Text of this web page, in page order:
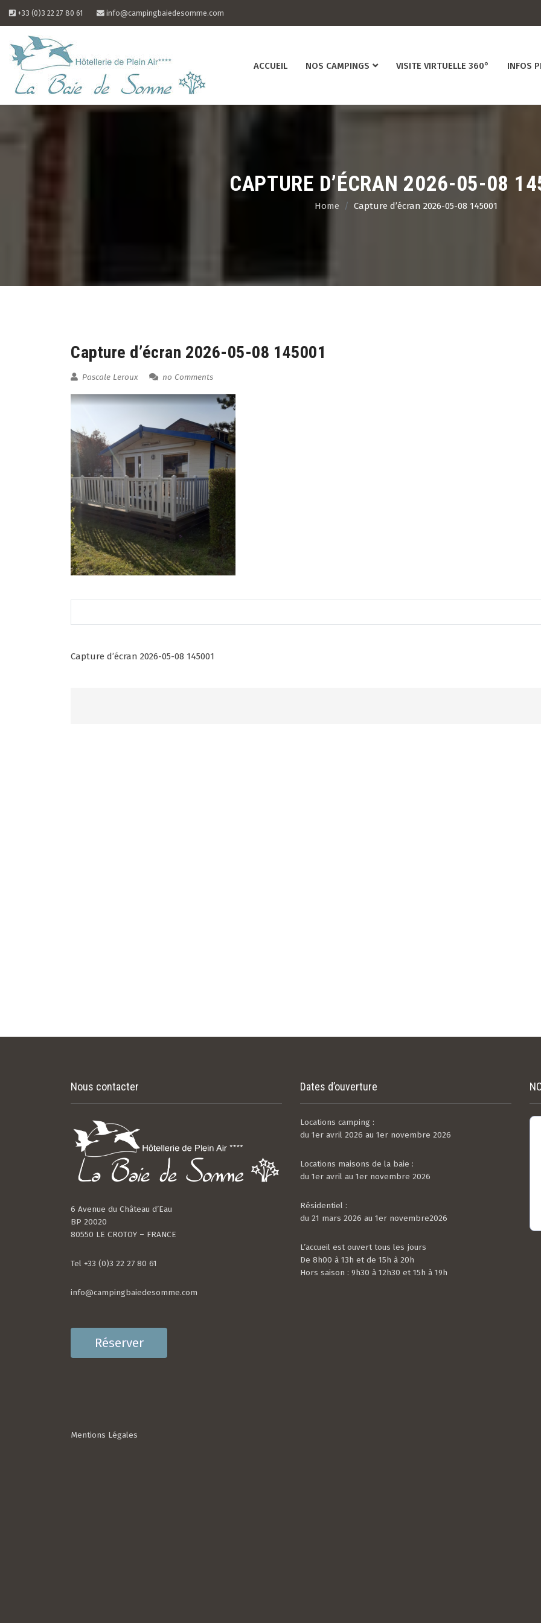
Skip
content
+33 (0)3 22 27 80 61 info@campingbaiedesomme.com
ACCUEIL NOS CAMPINGS VISITE VIRTUELLE 360° INFOS
CAPTURE D’ÉCRAN 2026-05-08
Home Capture d’écran 2026-05-08 145001
Capture d’écran 2026-05-08 145001
Pascale Leroux no Comments
Post
Capture d’écran 2026-05-08 145001
Nous contacter
6 Avenue du Château d’Eau
BP 20020
80550 LE CROTOY – FRANCE
Tel +33 (0)3 22 27 80 61
info@campingbaiedesomme.com
Réserver
Mentions Légales
Dates d’ouverture
Locations camping :
du 1er avril 2026 au 1er novembre 2026
Locations maisons de la baie :
du 1er avril au 1er novembre 2026
Résidentiel :
du 21 mars 2026 au 1er novembre2026
L’accueil est ouvert tous les jours
De 8h00 à 13h et de 15h à 20h
Hors saison : 9h30 à 12h30 et 15h à 19h